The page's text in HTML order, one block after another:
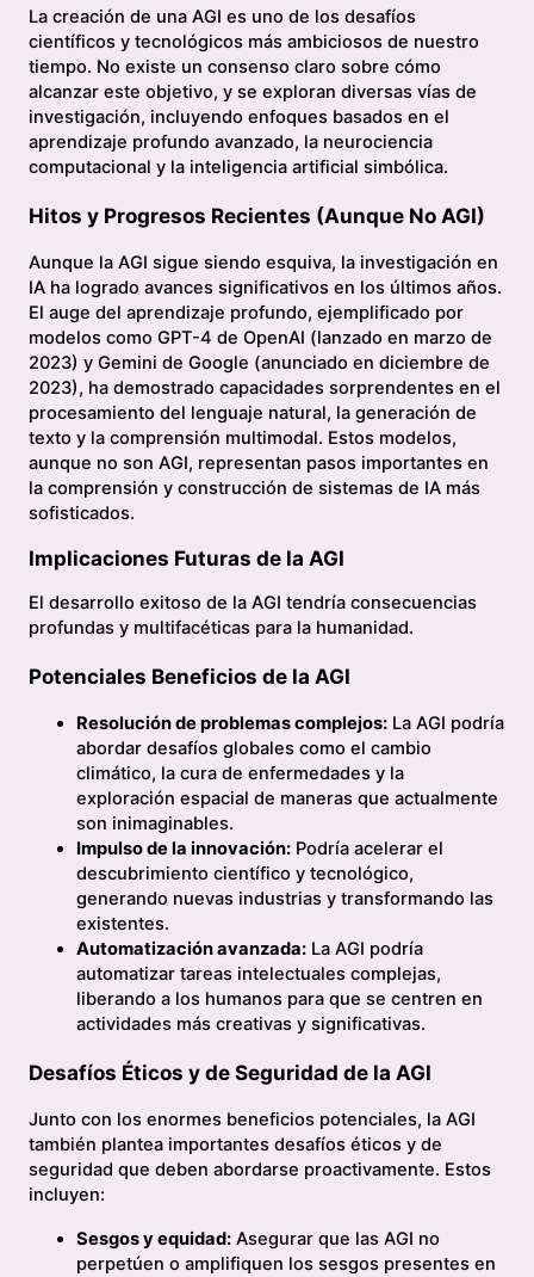
La creación de una AGI es uno de los desafíos
científicos y tecnológicos más ambiciosos de nuestro
tiempo. No existe un consenso claro sobre cómo
alcanzar este objetivo, y se exploran diversas vías de
investigación, incluyendo enfoques basados en el
aprendizaje profundo avanzado, la neurociencia
computacional y la inteligencia artificial simbólica.
Hitos y Progresos Recientes (Aunque No AGI)
Aunque la AGI sigue siendo esquiva, la investigación en
IA ha logrado avances significativos en los últimos años.
El auge del aprendizaje profundo, ejemplificado por
modelos como GPT-4 de OpenAI (lanzado en marzo de
2023) y Gemini de Google (anunciado en diciembre de
2023), ha demostrado capacidades sorprendentes en el
procesamiento del lenguaje natural, la generación de
texto y la comprensión multimodal. Estos modelos,
aunque no son AGI, representan pasos importantes en
la comprensión y construcción de sistemas de IA más
sofisticados.
Implicaciones Futuras de la AGI
El desarrollo exitoso de la AGI tendría consecuencias
profundas y multifacéticas para la humanidad.
Potenciales Beneficios de la AGI
Resolución de problemas complejos: La AGI podría
abordar desafíos globales como el cambio
climático, la cura de enfermedades y la
exploración espacial de maneras que actualmente
son inimaginables.
Impulso de la innovación: Podría acelerar el
descubrimiento científico y tecnológico,
generando nuevas industrias y transformando las
existentes.
Automatización avanzada: La AGI podría
automatizar tareas intelectuales complejas,
liberando a los humanos para que se centren en
actividades más creativas y significativas.
Desafíos Éticos y de Seguridad de la AGI
Junto con los enormes beneficios potenciales, la AGI
también plantea importantes desafíos éticos y de
seguridad que deben abordarse proactivamente. Estos
incluyen:
Sesgos y equidad: Asegurar que las AGI no
perpetúen o amplifiquen los sesgos presentes en